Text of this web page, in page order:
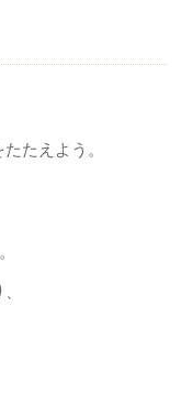
たえよう。